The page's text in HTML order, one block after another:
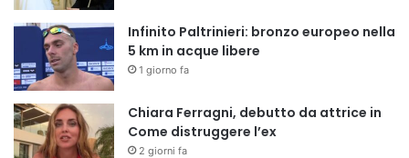
Infinito Paltrinieri: bronzo europeo nella
5 km in acque libere
1 giorno fa
Chiara Ferragni, debutto da attrice in
Come distruggere l’ex
2 giorni fa